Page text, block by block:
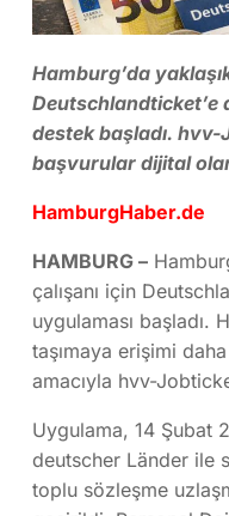
Hamburg’da
Deutschlandticket’e
destek başladı. hvv-
başvurular dijital
HamburgHaber.de
HAMBURG –
çalışanı için
uygulaması başladı.
taşımaya erişimi
amacıyla hvv-
Uygulama, 14 Şubat
deutscher Länder ile
toplu sözleşme